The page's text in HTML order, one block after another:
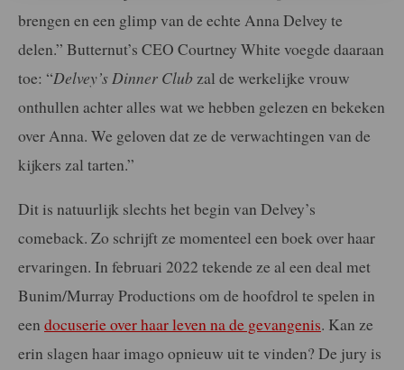
brengen en een glimp van de echte Anna Delvey te
delen.” Butternut’s CEO Courtney White voegde daaraan
toe: “Delvey’s Dinner Club zal de werkelijke vrouw
onthullen achter alles wat we hebben gelezen en bekeken
over Anna. We geloven dat ze de verwachtingen van de
kijkers zal tarten.”
Dit is natuurlijk slechts het begin van Delvey’s
comeback. Zo schrijft ze momenteel een boek over haar
ervaringen. In februari 2022 tekende ze al een deal met
Bunim/Murray Productions om de hoofdrol te spelen in
een docuserie over haar leven na de gevangenis. Kan ze
erin slagen haar imago opnieuw uit te vinden? De jury is